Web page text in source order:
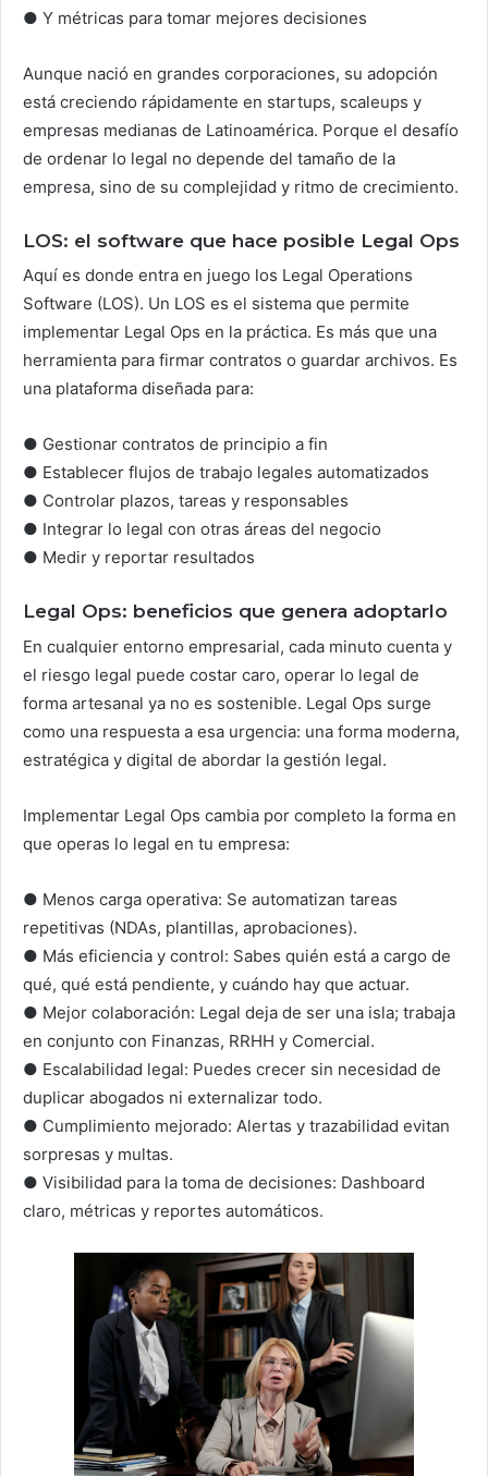
● Y métricas para tomar mejores decisiones
Aunque nació en grandes corporaciones, su adopción
está creciendo rápidamente en startups, scaleups y
empresas medianas de Latinoamérica. Porque el desafío
de ordenar lo legal no depende del tamaño de la
empresa, sino de su complejidad y ritmo de crecimiento.
LOS: el software que hace posible Legal Ops
Aquí es donde entra en juego los Legal Operations
Software (LOS). Un LOS es el sistema que permite
implementar Legal Ops en la práctica. Es más que una
herramienta para firmar contratos o guardar archivos. Es
una plataforma diseñada para:
● Gestionar contratos de principio a fin
● Establecer flujos de trabajo legales automatizados
● Controlar plazos, tareas y responsables
● Integrar lo legal con otras áreas del negocio
● Medir y reportar resultados
Legal Ops: beneficios que genera adoptarlo
En cualquier entorno empresarial, cada minuto cuenta y
el riesgo legal puede costar caro, operar lo legal de
forma artesanal ya no es sostenible. Legal Ops surge
como una respuesta a esa urgencia: una forma moderna,
estratégica y digital de abordar la gestión legal.
Implementar Legal Ops cambia por completo la forma en
que operas lo legal en tu empresa:
● Menos carga operativa: Se automatizan tareas
repetitivas (NDAs, plantillas, aprobaciones).
● Más eficiencia y control: Sabes quién está a cargo de
qué, qué está pendiente, y cuándo hay que actuar.
● Mejor colaboración: Legal deja de ser una isla; trabaja
en conjunto con Finanzas, RRHH y Comercial.
● Escalabilidad legal: Puedes crecer sin necesidad de
duplicar abogados ni externalizar todo.
● Cumplimiento mejorado: Alertas y trazabilidad evitan
sorpresas y multas.
● Visibilidad para la toma de decisiones: Dashboard
claro, métricas y reportes automáticos.